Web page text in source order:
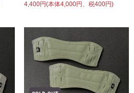
4,400円(本体4,000円、税400円)